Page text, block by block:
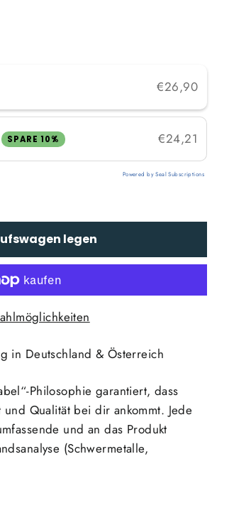
€26,90
SPARE 10% €24,21
Powered by Seal Subscriptions
legen
in Deutschland & Österreich
Philosophie garantiert, dass
Qualität bei dir ankommt. Jede
und an das Produkt
(Schwermetalle,